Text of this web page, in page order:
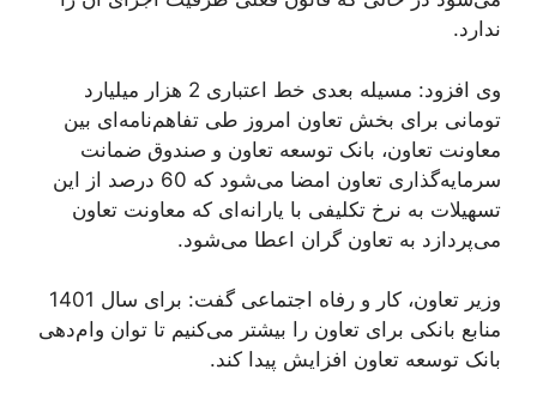
ندارد.
وی افزود: مسيله بعدی خط اعتباری 2 هزار میلیارد
تومانی برای بخش تعاون امروز طی تفاهم‌نامه‌ای بین
معاونت تعاون، بانک توسعه تعاون و صندوق ضمانت
سرمایه‌گذاری تعاون امضا می‌شود که 60 درصد از این
تسهیلات به نرخ تکلیفی با یارانه‌ای که معاونت تعاون
می‌پردازد به تعاون گران اعطا می‌شود.
وزیر تعاون، کار و رفاه اجتماعی گفت: برای سال 1401
منابع بانکی برای تعاون را بیشتر می‌کنیم تا توان وام‌دهی
بانک توسعه تعاون افزایش پیدا کند.